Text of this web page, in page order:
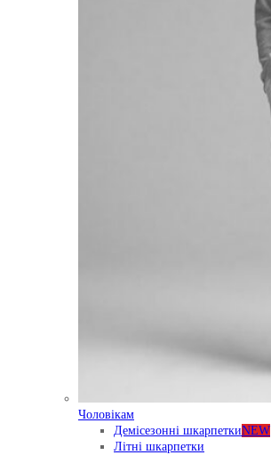
Чоловікам
Демісезонні шкарпеткиNEW
Літні шкарпетки